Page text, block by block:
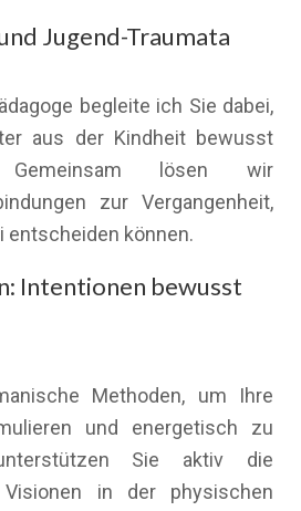
Jugend-Traumata
begleite ich Sie dabei,
aus der Kindheit bewusst
Gemeinsam lösen wir
zur Vergangenheit,
entscheiden können.
Intentionen bewusst
Methoden, um Ihre
und energetisch zu
Sie aktiv die
in der physischen